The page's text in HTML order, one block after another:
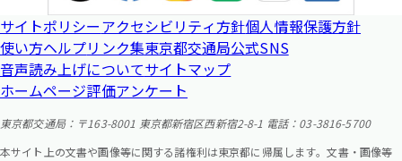
サイトポリシーアクセシビリティ方針個人情報保護方針
使い方ヘルプリンク集東京都交通局公式SNS
音声読み上げについてサイトマップ
ホームページ評価アンケート
東京都交通局：〒163-8001 東京都新宿区西新宿2-8-1 電話：03-3816-5700
本サイト上の文書や画像等に関する諸権利は東京都に帰属します。文書・画像等